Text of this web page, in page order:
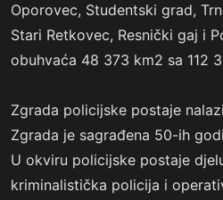
Oporovec, Studentski grad,
Stari Retkovec, Resnički gaj i
obuhvaća 48 373 km2 sa 112
Zgrada policijske postaje
Zgrada je sagrađena 50-ih
U okviru policijske postaje
kriminalistička policija i